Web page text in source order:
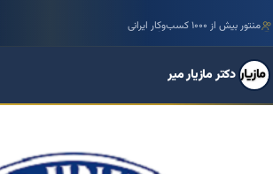
منتور بیش از ۱۰۰۰ کسب‌وکار ایرانی
دکتر مازیار میر